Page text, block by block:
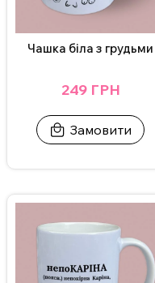
Чашка біла з грудьми
249 ГРН
Замовити